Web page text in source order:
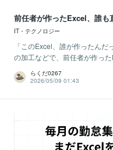
前任者が作ったExcel、誰も
IT・テクノロジー
「このExcel、誰が作ったん
の加工などで、前任者が作っ
らくだ0267
2026/05/09 01:43